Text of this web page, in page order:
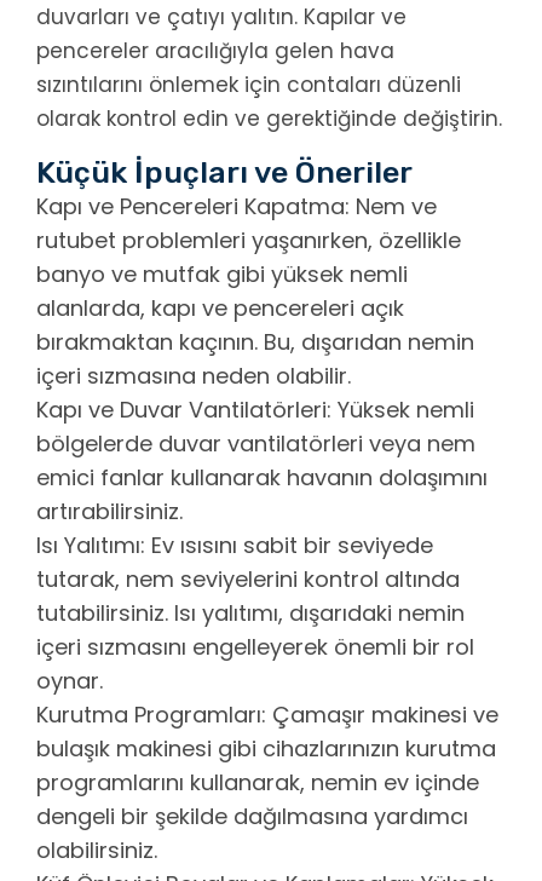
duvarları ve çatıyı yalıtın. Kapılar ve
pencereler aracılığıyla gelen hava
sızıntılarını önlemek için contaları düzenli
olarak kontrol edin ve gerektiğinde değiştirin.
Küçük İpuçları ve Öneriler
Kapı ve Pencereleri Kapatma: Nem ve
rutubet problemleri yaşanırken, özellikle
banyo ve mutfak gibi yüksek nemli
alanlarda, kapı ve pencereleri açık
bırakmaktan kaçının. Bu, dışarıdan nemin
içeri sızmasına neden olabilir.
Kapı ve Duvar Vantilatörleri: Yüksek nemli
bölgelerde duvar vantilatörleri veya nem
emici fanlar kullanarak havanın dolaşımını
artırabilirsiniz.
Isı Yalıtımı: Ev ısısını sabit bir seviyede
tutarak, nem seviyelerini kontrol altında
tutabilirsiniz. Isı yalıtımı, dışarıdaki nemin
içeri sızmasını engelleyerek önemli bir rol
oynar.
Kurutma Programları: Çamaşır makinesi ve
bulaşık makinesi gibi cihazlarınızın kurutma
programlarını kullanarak, nemin ev içinde
dengeli bir şekilde dağılmasına yardımcı
olabilirsiniz.